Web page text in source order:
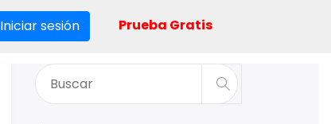
Iniciar sesión Prueba Gratis